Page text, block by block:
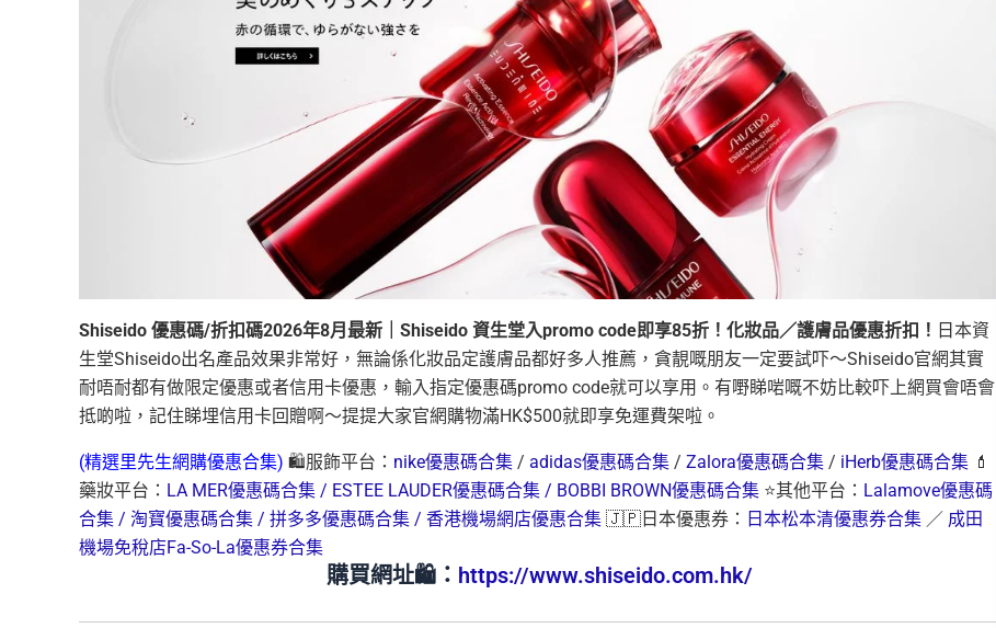
Shiseido 優惠碼/折扣碼2026年8月最新｜Shiseido 資生堂入promo code即享85折！化妝品／護膚品優惠折扣！ 日本資
生堂Shiseido出名產品效果非常好，無論係化妝品定護膚品都好多人推薦，貪靚嘅朋友一定要試吓～Shiseido官網其實
耐唔耐都有做限定優惠或者信用卡優惠，輸入指定優惠碼promo code就可以享用。有嘢睇啱嘅不妨比較吓上網買會唔會
抵啲啦，記住睇埋信用卡回贈啊～提提大家官網購物滿HK$500就即享免運費架啦。
(精選里先生網購優惠合集) 🛍️服飾平台： nike優惠碼合集 / adidas優惠碼合集 / Zalora優惠碼合集 / iHerb優惠碼合集 💄
藥妝平台： LA MER優惠碼合集 / ESTEE LAUDER優惠碼合集 / BOBBI BROWN優惠碼合集 ⭐其他平台： Lalamove優惠碼
合集 / 淘寶優惠碼合集 / 拼多多優惠碼合集 / 香港機場網店優惠合集 🇯🇵日本優惠券： 日本松本清優惠券合集 ／ 成田
機場免稅店Fa-So-La優惠券合集
購買網址🛍️： https://www.shiseido.com.hk/